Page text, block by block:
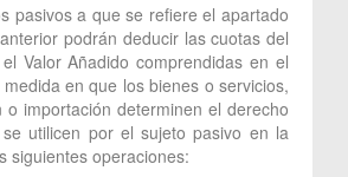
pasivos a que se refiere el apartado
podrán deducir las cuotas del
Valor Añadido comprendidas en el
en que los bienes o servicios,
o importación determinen el derecho
utilicen por el sujeto pasivo en la
siguientes operaciones: